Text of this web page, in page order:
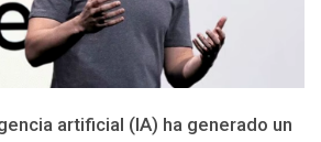
artificial (IA) ha generado un